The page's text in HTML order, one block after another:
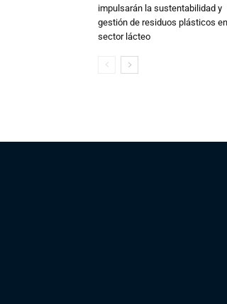
impulsarán la sustentabilidad y
gestión de residuos plásticos en
sector lácteo